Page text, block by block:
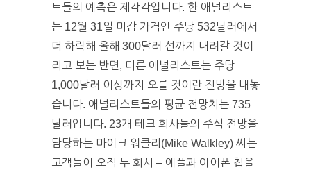
트들의 예측은 제각각입니다. 한 애널리스트
는 12월 31일 마감 가격인 주당 532달러에서
더 하락해 올해 300달러 선까지 내려갈 것이
라고 보는 반면, 다른 애널리스트는 주당
1,000달러 이상까지 오를 것이란 전망을 내놓
습니다. 애널리스트들의 평균 전망치는 735
달러입니다. 23개 테크 회사들의 주식 전망을
담당하는 마이크 워클리(Mike Walkley) 씨는
고객들이 오직 두 회사 – 애플과 아이폰 칩을